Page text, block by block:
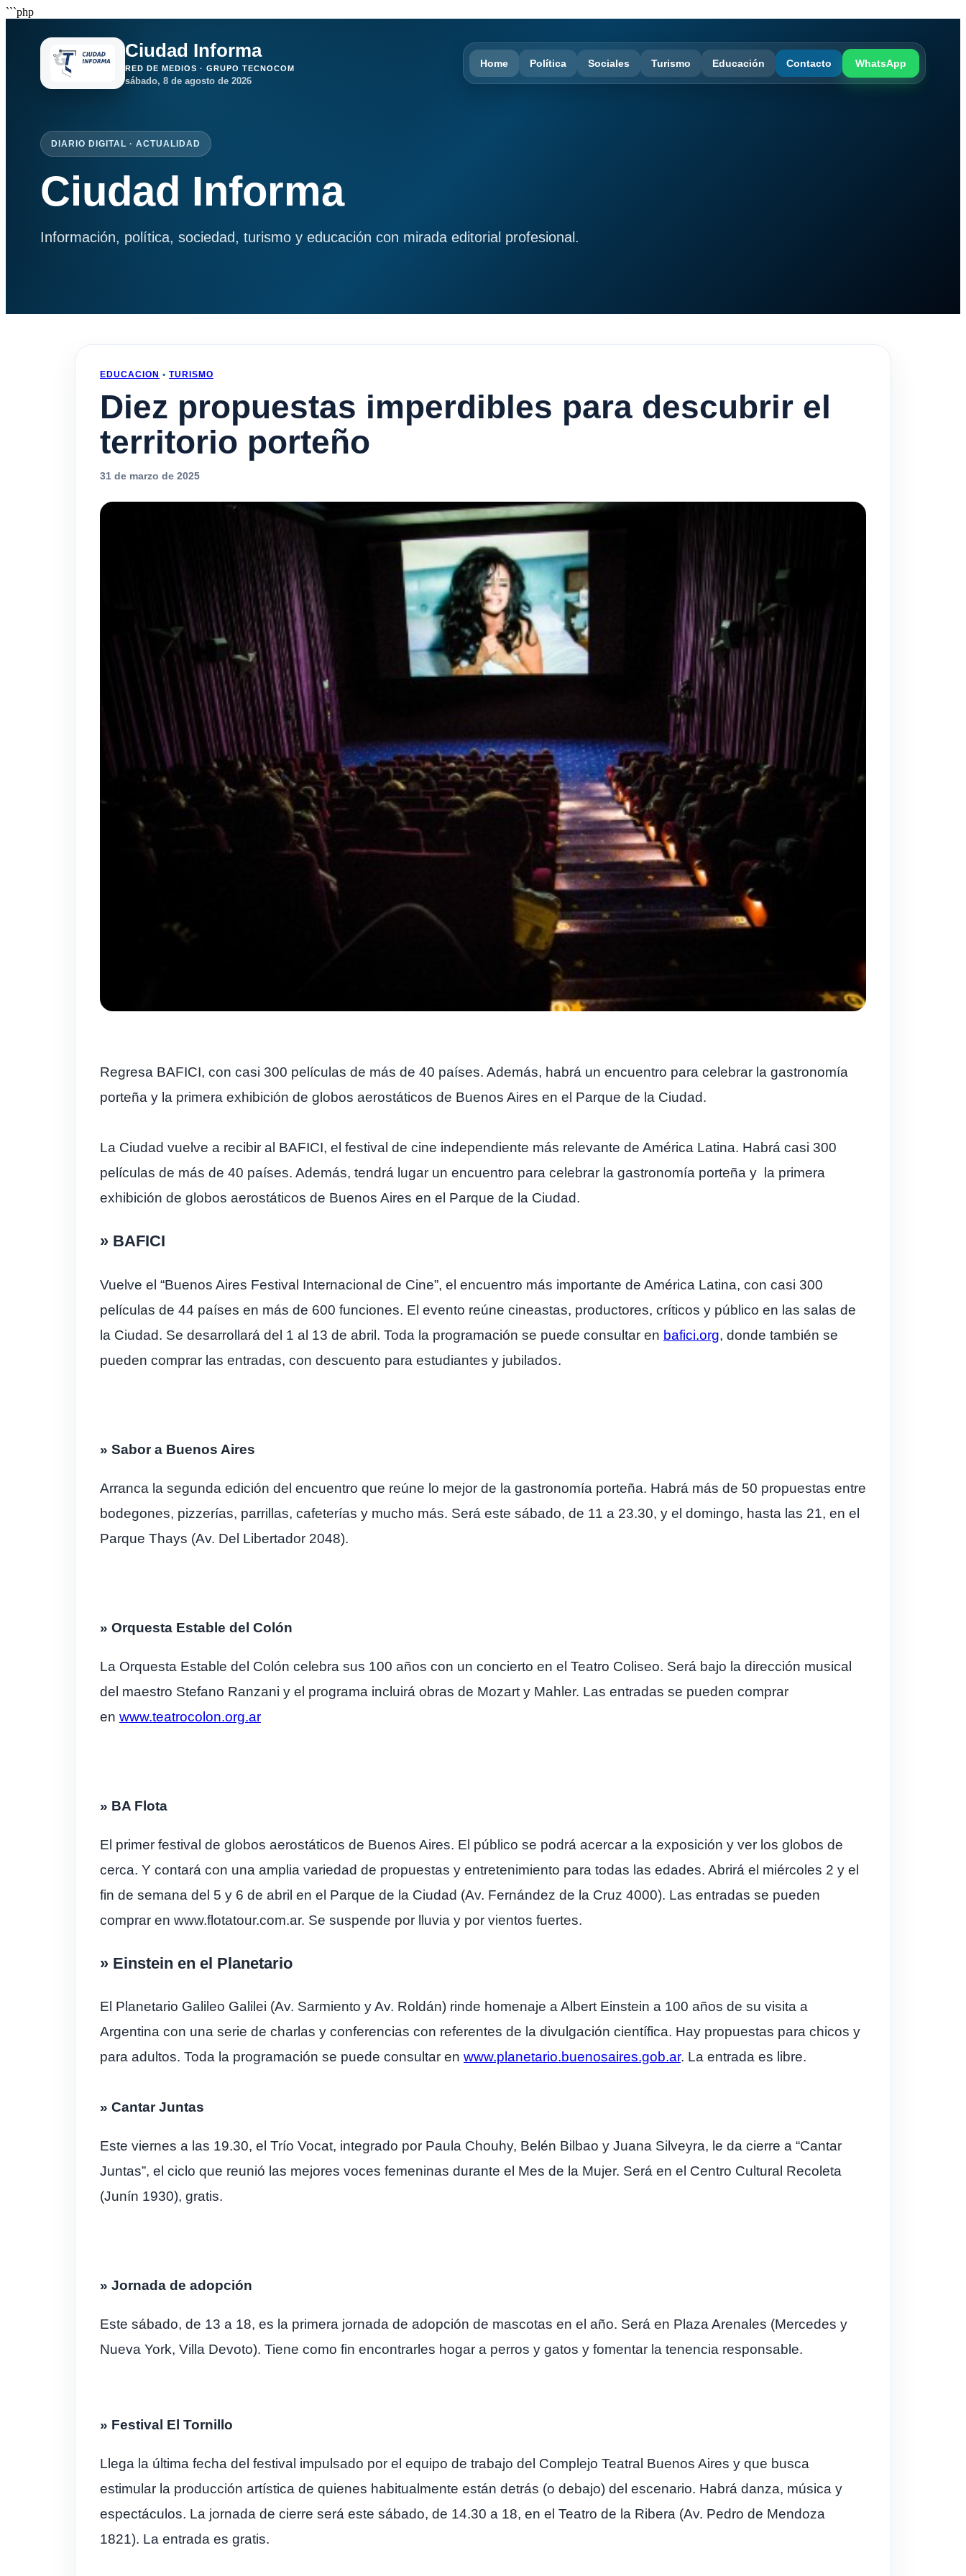
```php
Ciudad Informa
RED DE MEDIOS · GRUPO TECNOCOM
sábado, 8 de agosto de 2026
Home Política Sociales Turismo Educación Contacto WhatsApp
DIARIO DIGITAL · ACTUALIDAD
Ciudad Informa
Información, política, sociedad, turismo y educación con mirada editorial profesional.
EDUCACION • TURISMO
Diez propuestas imperdibles para descubrir el
territorio porteño
31 de marzo de 2025
Regresa BAFICI, con casi 300 películas de más de 40 países. Además, habrá un encuentro para celebrar la gastronomía
porteña y la primera exhibición de globos aerostáticos de Buenos Aires en el Parque de la Ciudad.
La Ciudad vuelve a recibir al BAFICI, el festival de cine independiente más relevante de América Latina. Habrá casi 300
películas de más de 40 países. Además, tendrá lugar un encuentro para celebrar la gastronomía porteña y la primera
exhibición de globos aerostáticos de Buenos Aires en el Parque de la Ciudad.
» BAFICI
Vuelve el “Buenos Aires Festival Internacional de Cine”, el encuentro más importante de América Latina, con casi 300
películas de 44 países en más de 600 funciones. El evento reúne cineastas, productores, críticos y público en las salas de
la Ciudad. Se desarrollará del 1 al 13 de abril. Toda la programación se puede consultar en bafici.org, donde también se
pueden comprar las entradas, con descuento para estudiantes y jubilados.
» Sabor a Buenos Aires
Arranca la segunda edición del encuentro que reúne lo mejor de la gastronomía porteña. Habrá más de 50 propuestas entre
bodegones, pizzerías, parrillas, cafeterías y mucho más. Será este sábado, de 11 a 23.30, y el domingo, hasta las 21, en el
Parque Thays (Av. Del Libertador 2048).
» Orquesta Estable del Colón
La Orquesta Estable del Colón celebra sus 100 años con un concierto en el Teatro Coliseo. Será bajo la dirección musical
del maestro Stefano Ranzani y el programa incluirá obras de Mozart y Mahler. Las entradas se pueden comprar
en www.teatrocolon.org.ar
» BA Flota
El primer festival de globos aerostáticos de Buenos Aires. El público se podrá acercar a la exposición y ver los globos de
cerca. Y contará con una amplia variedad de propuestas y entretenimiento para todas las edades. Abrirá el miércoles 2 y el
fin de semana del 5 y 6 de abril en el Parque de la Ciudad (Av. Fernández de la Cruz 4000). Las entradas se pueden
comprar en www.flotatour.com.ar. Se suspende por lluvia y por vientos fuertes.
» Einstein en el Planetario
El Planetario Galileo Galilei (Av. Sarmiento y Av. Roldán) rinde homenaje a Albert Einstein a 100 años de su visita a
Argentina con una serie de charlas y conferencias con referentes de la divulgación científica. Hay propuestas para chicos y
para adultos. Toda la programación se puede consultar en www.planetario.buenosaires.gob.ar. La entrada es libre.
» Cantar Juntas
Este viernes a las 19.30, el Trío Vocat, integrado por Paula Chouhy, Belén Bilbao y Juana Silveyra, le da cierre a “Cantar
Juntas”, el ciclo que reunió las mejores voces femeninas durante el Mes de la Mujer. Será en el Centro Cultural Recoleta
(Junín 1930), gratis.
» Jornada de adopción
Este sábado, de 13 a 18, es la primera jornada de adopción de mascotas en el año. Será en Plaza Arenales (Mercedes y
Nueva York, Villa Devoto). Tiene como fin encontrarles hogar a perros y gatos y fomentar la tenencia responsable.
» Festival El Tornillo
Llega la última fecha del festival impulsado por el equipo de trabajo del Complejo Teatral Buenos Aires y que busca
estimular la producción artística de quienes habitualmente están detrás (o debajo) del escenario. Habrá danza, música y
espectáculos. La jornada de cierre será este sábado, de 14.30 a 18, en el Teatro de la Ribera (Av. Pedro de Mendoza
1821). La entrada es gratis.